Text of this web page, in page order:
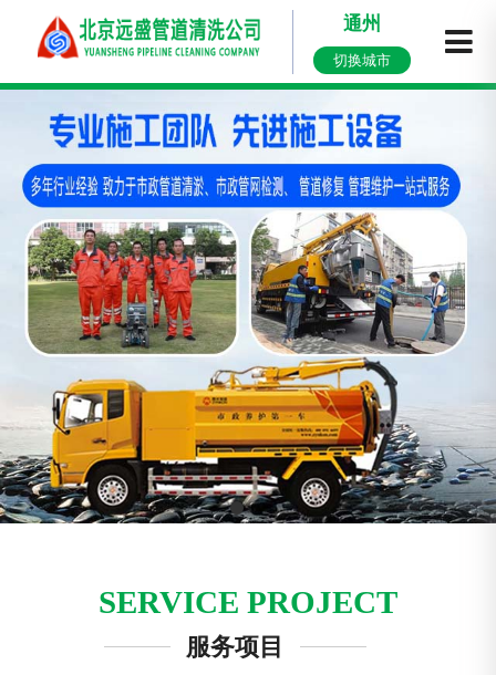
通州
切换城市
SERVICE PROJECT
服务项目